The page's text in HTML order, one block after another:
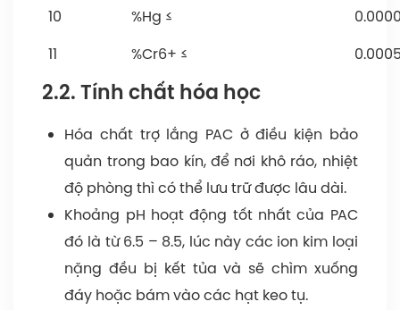
10
%Hg ≤
11
%Cr6+ ≤
2.2. Tính chất hóa học
Hóa chất trợ lắng PAC ở điều kiện bảo
quản trong bao kín, để nơi khô ráo, nhiệt
độ phòng thì có thể lưu trữ được lâu dài.
Khoảng pH hoạt động tốt nhất của PAC
đó là từ 6.5 – 8.5, lúc này các ion kim loại
nặng đều bị kết tủa và sẽ chìm xuống
đáy hoặc bám vào các hạt keo tụ.